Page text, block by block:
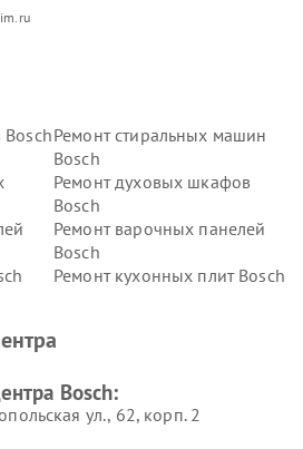
Ремонт стиральных машин
Bosch
Ремонт духовых шкафов
Bosch
Ремонт варочных панелей
Bosch
Ремонт кухонных плит Bosch
Ремонт морозильных камер
Bosch:
ул., 62, корп. 2